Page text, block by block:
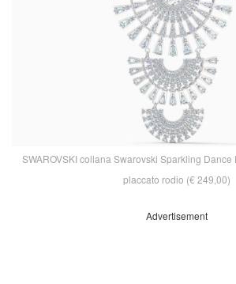
SWAROVSKI collana Swarovski Sparkling
placcato rodio (€ 249,00)
Advertisement